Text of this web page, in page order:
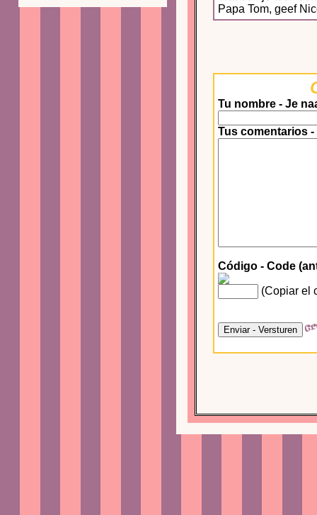
Papa Tom, geef
Tu nombre - Je
Tus comentarios
Código - Code
(Copiar el